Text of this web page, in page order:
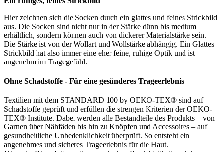
Hier zeichnen sich die Socken durch ein glattes und feines Strickbild
aus. Die Socken sind nicht nur in der Stärke dünn bis medium
erhältlich, sondern können auch von dickerer Materialstärke sein.
Die Stärke ist von der Wollart und Wollstärke abhängig. Ein Glattes
Strickbild hat also immer eine eher feine, ruhige Optik und ist
angenehm im Tragegefühl.
Ohne Schadstoffe - Für eine gesünderes Trageerlebnis
Textilien mit dem STANDARD 100 by OEKO-TEX® sind auf
Schadstoffe geprüft und erfüllen die strengen Kriterien der OEKO-
TEX® Institute. Dabei werden alle Bestandteile des Produkts – von
Garnen über Nähfäden bis hin zu Knöpfen und Accessoires – auf
gesundheitliche Unbedenklichkeit überprüft. So entsteht ein
angenehmes und sicheres Trageerlebnis für die Haut.